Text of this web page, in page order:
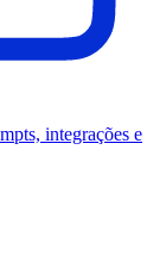
integrações e